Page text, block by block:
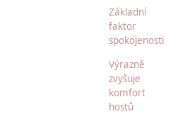
Základní
faktor
spokojenosti
Výrazně
zvyšuje
komfort
hostů